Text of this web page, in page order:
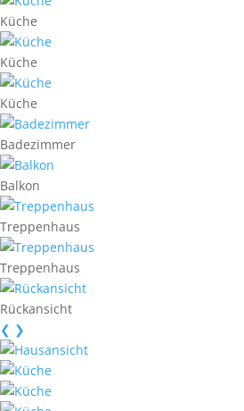
Küche
Küche
Küche
Badezimmer
Balkon
Treppenhaus
Treppenhaus
Rückansicht
❮ ❯